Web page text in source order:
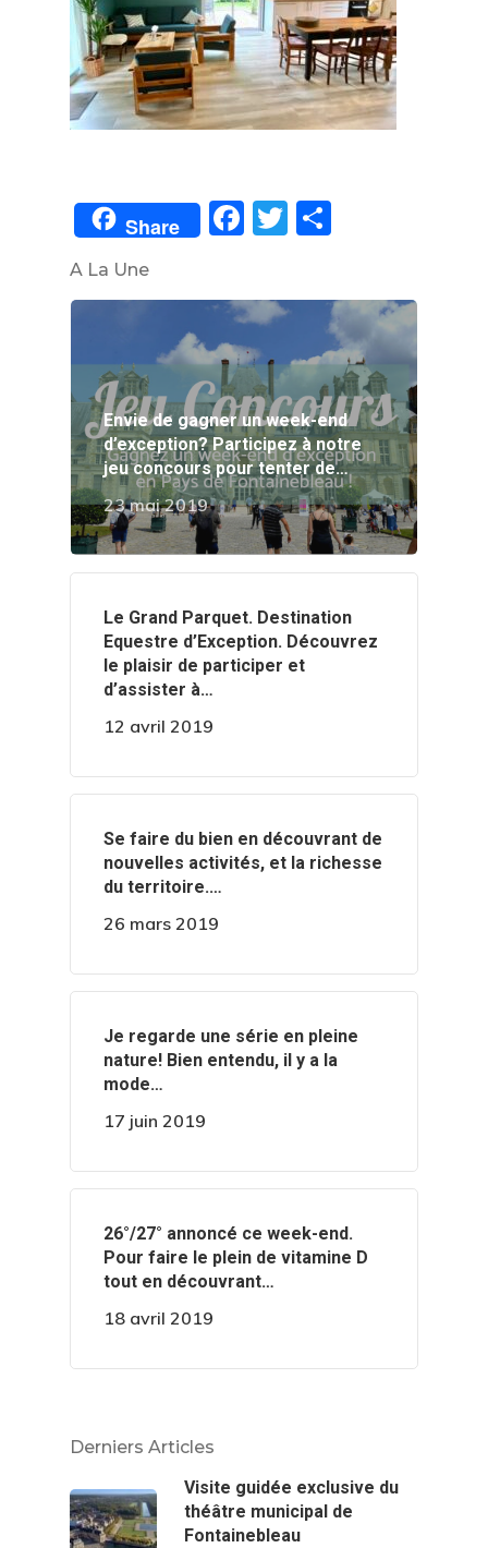
Share Facebook
Twitter
A La Une
Envie de gagner un week-end
d’exception? Participez à notre
jeu concours pour tenter de…
23 mai 2019
‍️Le Grand Parquet. Destination
Equestre d’Exception. Découvrez
le plaisir de participer et
d’assister à…
12 avril 2019
‍️Se faire du bien en découvrant de
nouvelles activités, et la richesse
du territoire.…
26 mars 2019
‍️Je regarde une série en pleine
nature! Bien entendu, il y a la
mode…
17 juin 2019
️️26°/27° annoncé ce week-end.
Pour faire le plein de vitamine D
tout en découvrant…
18 avril 2019
Derniers Articles
Visite guidée exclusive du
théâtre municipal de
Fontainebleau